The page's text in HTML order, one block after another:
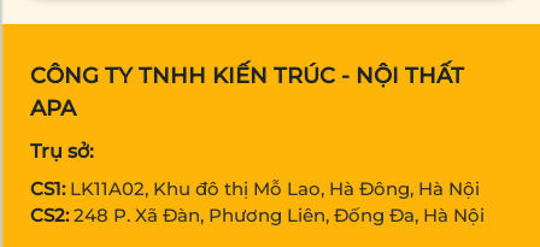
CÔNG TY TNHH KIẾN TRÚC - NỘI THẤT
APA
Trụ sở:
CS1: LK11A02, Khu đô thị Mỗ Lao, Hà Đông, Hà Nội
CS2: 248 P. Xã Đàn, Phương Liên, Đống Đa, Hà Nội